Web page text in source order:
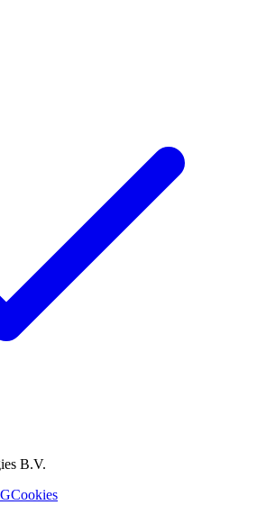
B.V.
Cookies